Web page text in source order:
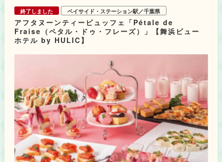
となる可能性があります ※店舗により価格異なる為、詳細は公式HPをご参
照ください
終了しました ベイサイド・ステーション駅／千葉県
アフタヌーンティービュッフェ「Pétale de
Fraise（ペタル・ドゥ・フレーズ）」【舞浜ビュー
ホテル by HULIC】